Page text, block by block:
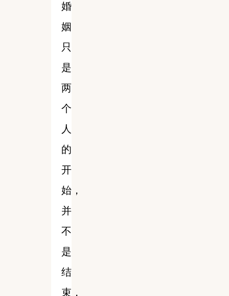
婚
姻
只
是
两
个
人
的
开
始，
并
不
是
结
束，